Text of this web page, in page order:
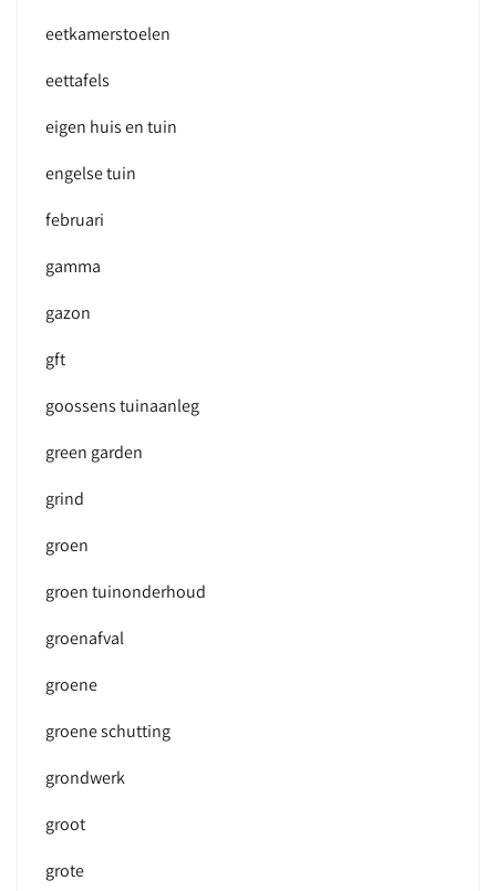
eetkamerstoelen
eettafels
eigen huis en tuin
engelse tuin
februari
gamma
gazon
gft
goossens tuinaanleg
green garden
grind
groen
groen tuinonderhoud
groenafval
groene
groene schutting
grondwerk
groot
grote